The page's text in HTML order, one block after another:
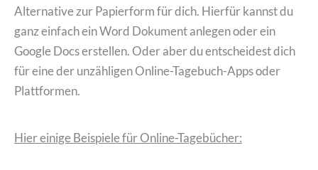
Alternative zur Papierform für dich. Hierfür kannst du
ganz einfach ein Word Dokument anlegen oder ein
Google Docs erstellen. Oder aber du entscheidest dich
für eine der unzähligen Online-Tagebuch-Apps oder
Plattformen.
Hier einige Beispiele für Online-Tagebücher: